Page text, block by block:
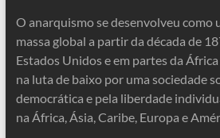
O anarquismo se desenvolveu como
massa global a partir da década de
Estados Unidos e em partes da
na luta de baixo por uma sociedade
democrática e pela liberdade
na África, Ásia, Caribe, Europa e